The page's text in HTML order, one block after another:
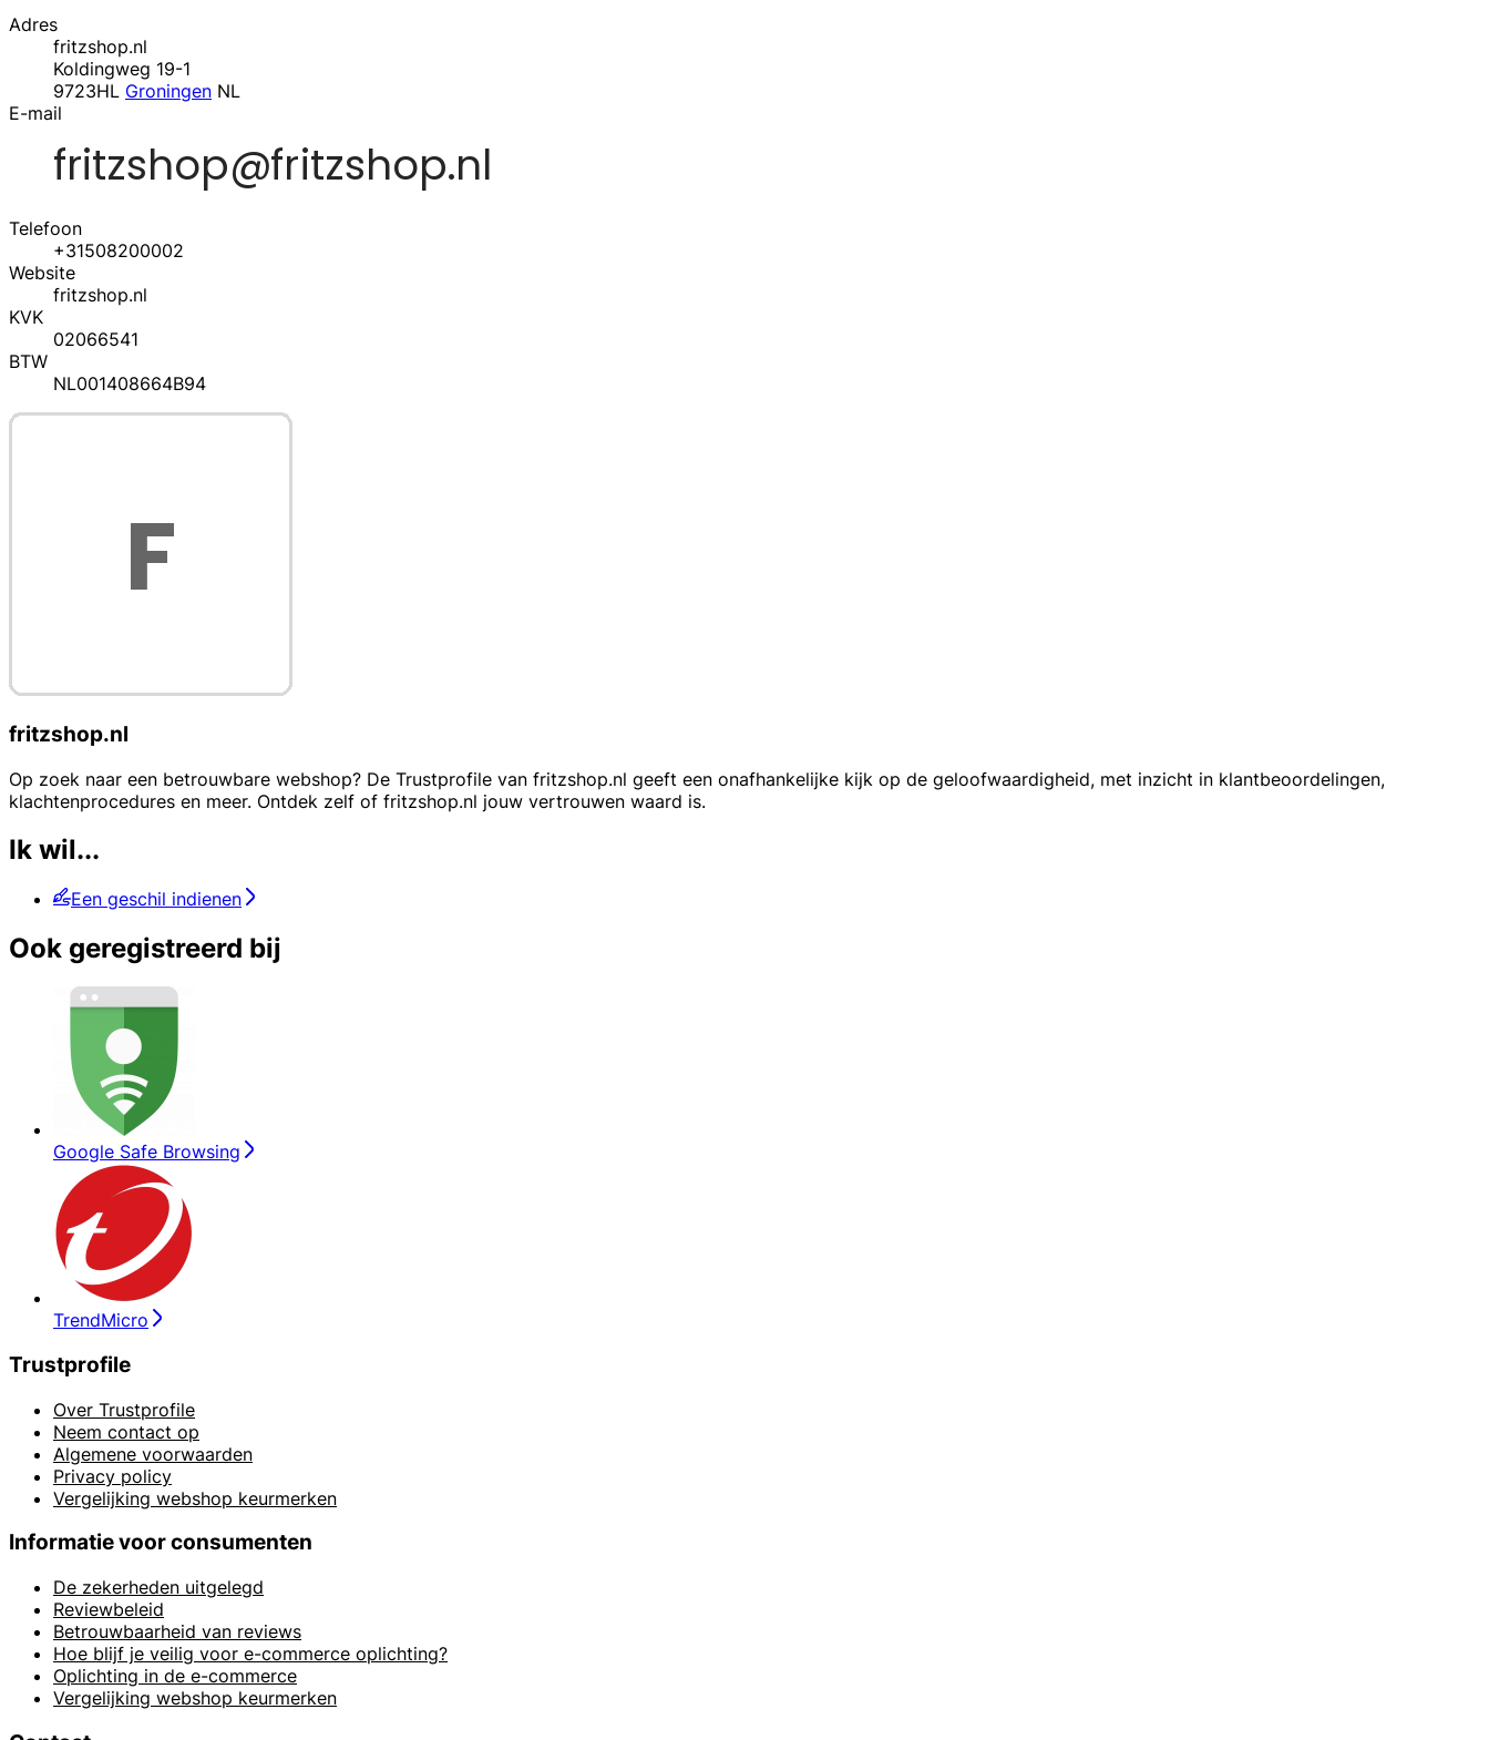
Adres
fritzshop.nl
Koldingweg 19-1
9723HL Groningen NL
E-mail
Telefoon
+31508200002
Website
fritzshop.nl
KVK
02066541
BTW
NL001408664B94
fritzshop.nl
Op zoek naar een betrouwbare webshop? De Trustprofile van fritzshop.nl geeft een onafhankelijke kijk op de geloofwaardigheid, met inzicht in klantbeoordelingen,
klachtenprocedures en meer. Ontdek zelf of fritzshop.nl jouw vertrouwen waard is.
Ik wil...
Een geschil indienen
Ook geregistreerd bij
Google Safe Browsing
TrendMicro
Trustprofile
Over Trustprofile
Neem contact op
Algemene voorwaarden
Privacy policy
Vergelijking webshop keurmerken
Informatie voor consumenten
De zekerheden uitgelegd
Reviewbeleid
Betrouwbaarheid van reviews
Hoe blijf je veilig voor e-commerce oplichting?
Oplichting in de e-commerce
Vergelijking webshop keurmerken